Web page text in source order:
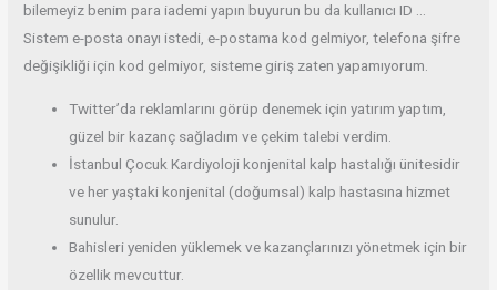
bilemeyiz benim para iademi yapın buyurun bu da kullanıcı ID …
Sistem e-posta onayı istedi, e-postama kod gelmiyor, telefona şifre
değişikliği için kod gelmiyor, sisteme giriş zaten yapamıyorum.
Twitter’da reklamlarını görüp denemek için yatırım yaptım,
güzel bir kazanç sağladım ve çekim talebi verdim.
İstanbul Çocuk Kardiyoloji konjenital kalp hastalığı ünitesidir
ve her yaştaki konjenital (doğumsal) kalp hastasına hizmet
sunulur.
Bahisleri yeniden yüklemek ve kazançlarınızı yönetmek için bir
özellik mevcuttur.